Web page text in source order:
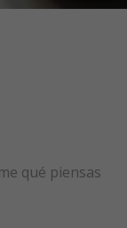
qué piensas